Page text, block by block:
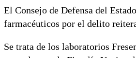
El Consejo de Defensa del
farmacéuticos por el delito
Se trata de los laboratorios